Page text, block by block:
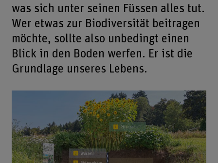
was sich unter seinen Füssen alles tut.
Wer etwas zur Biodiversität beitragen
möchte, sollte also unbedingt einen
Blick in den Boden werfen. Er ist die
Grundlage unseres Lebens.